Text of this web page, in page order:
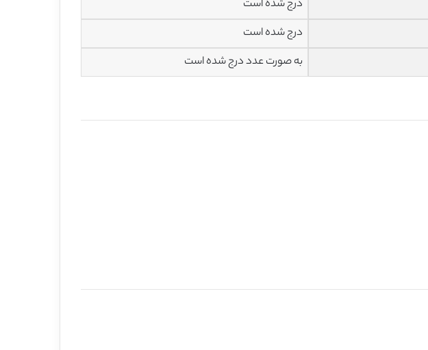
درج شده است
درج شده است
به صورت عدد درج شده است